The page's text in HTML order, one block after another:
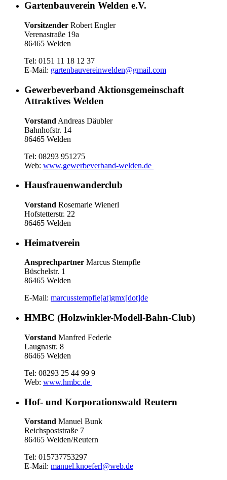
Gartenbauverein Welden e.V.
Vorsitzender Robert Engler
Verenastraße 19a
86465 Welden
Tel: 0151 11 18 12 37
E-Mail: gartenbauvereinwelden@gmail.com
Gewerbeverband Aktionsgemeinschaft
Attraktives Welden
Vorstand Andreas Däubler
Bahnhofstr. 14
86465 Welden
Tel: 08293 951275
Web: www.gewerbeverband-welden.de
Hausfrauenwanderclub
Vorstand Rosemarie Wienerl
Hofstetterstr. 22
86465 Welden
Heimatverein
Ansprechpartner Marcus Stempfle
Büschelstr. 1
86465 Welden
E-Mail: marcusstempfle[at]gmx[dot]de
HMBC (Holzwinkler-Modell-Bahn-Club)
Vorstand Manfred Federle
Laugnastr. 8
86465 Welden
Tel: 08293 25 44 99 9
Web: www.hmbc.de
Hof- und Korporationswald Reutern
Vorstand Manuel Bunk
Reichspoststraße 7
86465 Welden/Reutern
Tel: 015737753297
E-Mail: manuel.knoeferl@web.de